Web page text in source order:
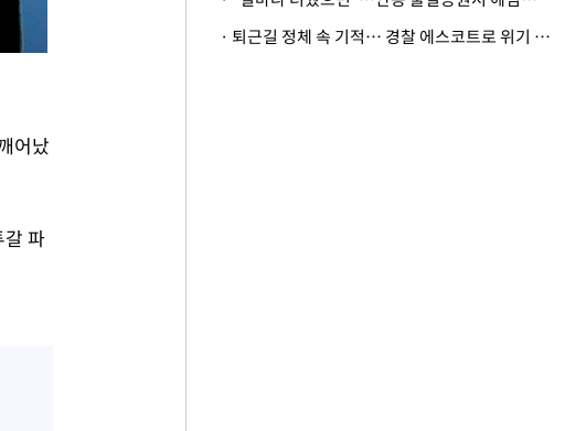
어났
파
· 퇴근길 정체 속 기적… 경찰 에스코트로 위기 넘긴 생후 2일 신생아